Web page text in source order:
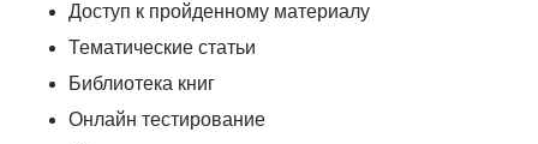
Доступ к пройденному материалу
Тематические статьи
Библиотека книг
Онлайн тестирование